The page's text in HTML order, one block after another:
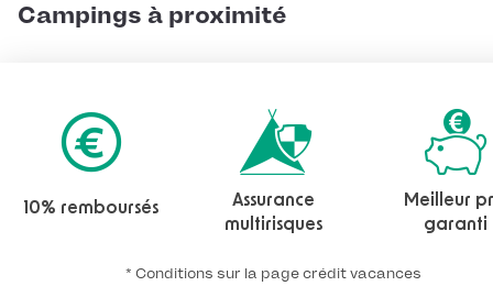
Campings à proximité
10% remboursés
Assurance
multirisques
Meilleur
garanti
* Conditions sur la page crédit vacances